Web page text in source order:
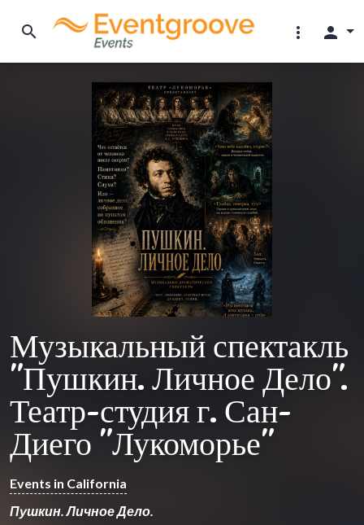
search more_vert person
Музыкальный спектакль
"Пушкин. Личное Дело".
Театр-студия г. Сан-
Диего "Лукоморье"
Events in California
Пушкин. Личное Дело.